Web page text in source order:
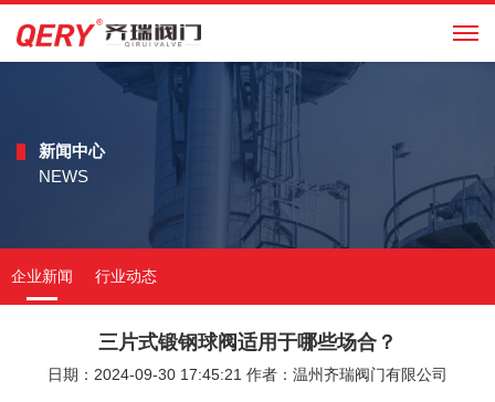
新闻中心
NEWS
企业新闻 行业动态
三片式锻钢球阀适用于哪些场合？
日期：2024-09-30 17:45:21 作者：温州齐瑞阀门有限公司